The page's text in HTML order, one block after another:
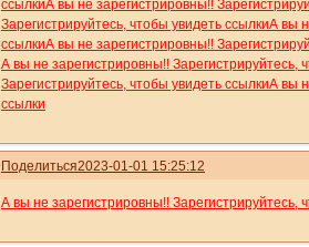
ссылкиА вы не зарегистрировны!!
Зарегистрируйтесь, чтобы увидеть ссылкиА вы
ссылкиА вы не зарегистрировны!!
А вы не зарегистрировны!! Зарегистрируйтесь,
Зарегистрируйтесь, чтобы увидеть ссылкиА вы
ссылки
Поделиться2023-01-01 15:25:12
А вы не зарегистрировны!! Зарегистрируйтесь,